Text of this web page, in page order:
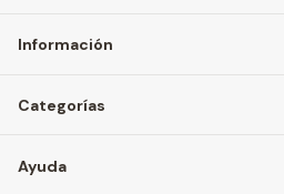
Información
Categorías
Ayuda